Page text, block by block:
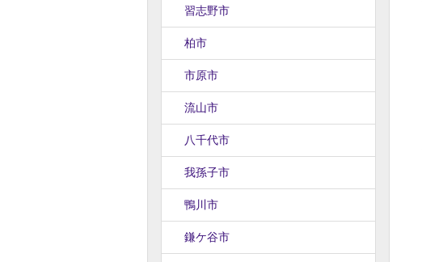
習志野市
柏市
市原市
流山市
八千代市
我孫子市
鴨川市
鎌ケ谷市